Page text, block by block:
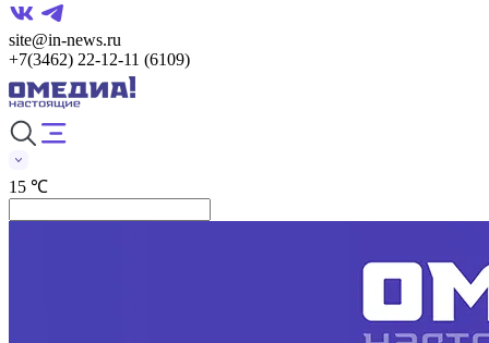
site@in-news.ru
+7(3462) 22-12-11 (6109)
15 ℃